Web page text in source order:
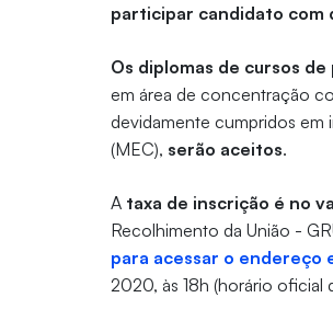
participar candidato com
Os diplomas de cursos
em área de concentração
devidamente cumpridos
(MEC), serão aceitos.
A taxa de inscrição é no
Recolhimento da União -
para acessar o endereço
2020, às 18h (horário oficial